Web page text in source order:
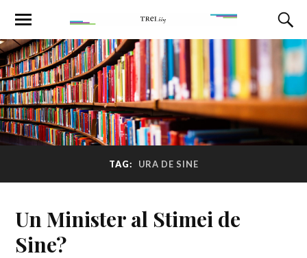
TAG: URA DE SINE
Un Minister al Stimei de
Sine?